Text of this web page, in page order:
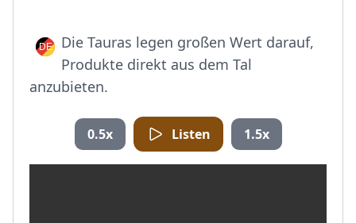
Die Tauras legen großen Wert darauf,
Produkte direkt aus dem Tal
anzubieten.
0.5x Listen 1.5x